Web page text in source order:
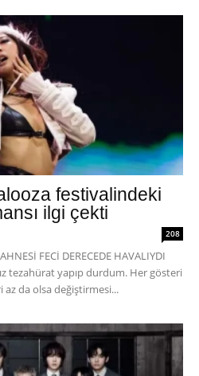
festivalindeki
ilgi çekti
208
FECİ DERECEDE HAVALIYDI
tezahürat yapıp durdum. Her gösteri
da olsa değiştirmesi...